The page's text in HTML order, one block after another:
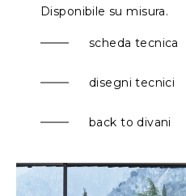
Disponibile su misura.
scheda tecnica
disegni tecnici
back to divani